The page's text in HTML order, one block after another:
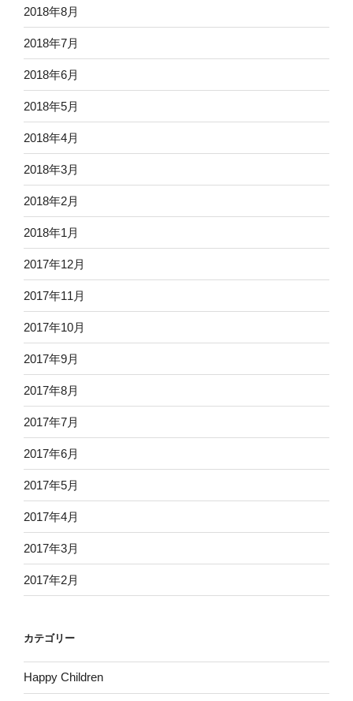
2018年8月
2018年7月
2018年6月
2018年5月
2018年4月
2018年3月
2018年2月
2018年1月
2017年12月
2017年11月
2017年10月
2017年9月
2017年8月
2017年7月
2017年6月
2017年5月
2017年4月
2017年3月
2017年2月
カテゴリー
Happy Children